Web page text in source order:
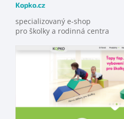
Kopko.cz
specializovaný e-shop
pro školky a rodinná centra